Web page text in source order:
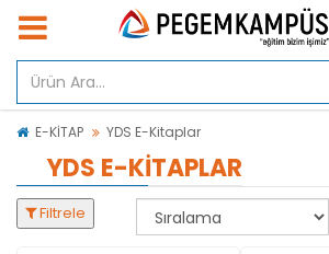
E-KİTAP YDS E-Kitaplar
YDS E-KITAPLAR
Filtrele